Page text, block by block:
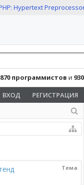
Hypertext
программистов и
ВХОД РЕГИСТРАЦИЯ
Тема